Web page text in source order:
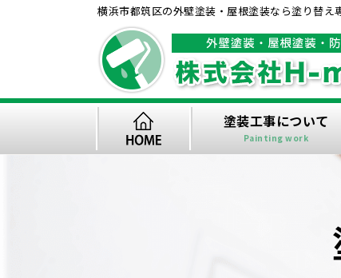
横浜市都筑区の外壁塗装・屋根塗装なら塗り替
塗装工事について
Painting work